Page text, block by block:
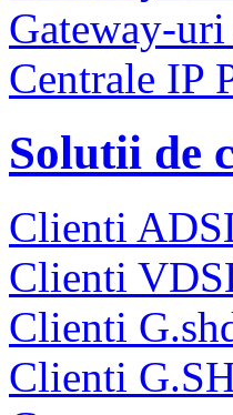
Gateway-
Centrale IP
Solutii de
Clienti
Clienti
Clienti
Clienti